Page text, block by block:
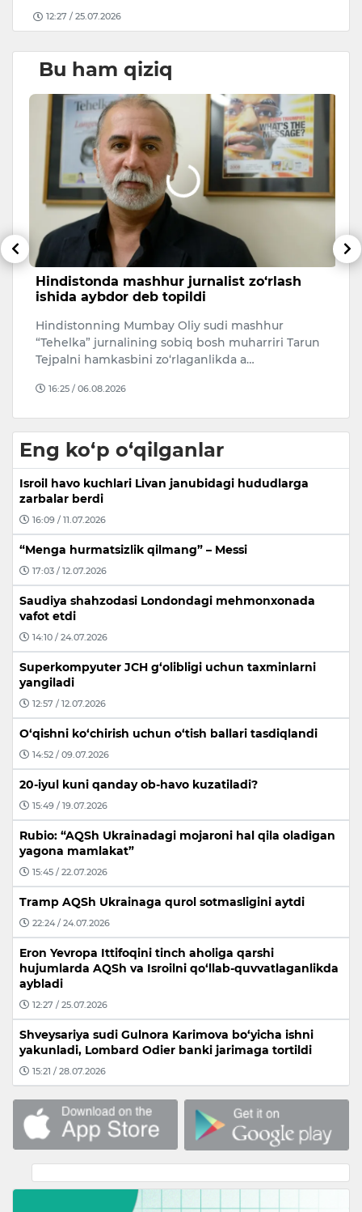
12:27 / 25.07.2026
Bu ham qiziq
Hindistonda mashhur jurnalist zo‘rlash
ishida aybdor deb topildi
Hindistonning Mumbay Oliy sudi mashhur
“Tehelka” jurnalining sobiq bosh muharriri Tarun
Tejpalni hamkasbini zo‘rlaganlikda a…
16:25 / 06.08.2026
Eng ko‘p o‘qilganlar
Isroil havo kuchlari Livan janubidagi hududlarga
zarbalar berdi
16:09 / 11.07.2026
“Menga hurmatsizlik qilmang” – Messi
17:03 / 12.07.2026
Saudiya shahzodasi Londondagi mehmonxonada
vafot etdi
14:10 / 24.07.2026
Superkompyuter JCH g‘olibligi uchun taxminlarni
yangiladi
12:57 / 12.07.2026
O‘qishni ko‘chirish uchun o‘tish ballari tasdiqlandi
14:52 / 09.07.2026
20-iyul kuni qanday ob-havo kuzatiladi?
15:49 / 19.07.2026
Rubio: “AQSh Ukrainadagi mojaroni hal qila oladigan
yagona mamlakat”
15:45 / 22.07.2026
Tramp AQSh Ukrainaga qurol sotmasligini aytdi
22:24 / 24.07.2026
Eron Yevropa Ittifoqini tinch aholiga qarshi
hujumlarda AQSh va Isroilni qo‘llab-quvvatlaganlikda
aybladi
12:27 / 25.07.2026
Shveysariya sudi Gulnora Karimova bo‘yicha ishni
yakunladi, Lombard Odier banki jarimaga tortildi
15:21 / 28.07.2026